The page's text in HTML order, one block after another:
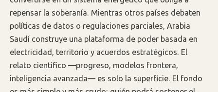
repensar la soberanía. Mientras otros países debaten
políticas de datos o regulaciones parciales, Arabia
Saudí construye una plataforma de poder basada en
electricidad, territorio y acuerdos estratégicos. El
relato científico —progreso, modelos frontera,
inteligencia avanzada— es solo la superficie. El fondo